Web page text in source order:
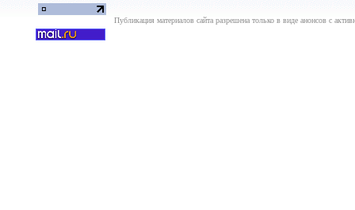
Публикация материалов сайта разрешена только в виде анонсов с